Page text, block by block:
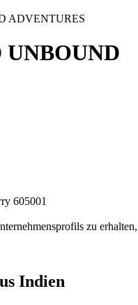
ADVENTURES
605001
zu erhalten,
Indien